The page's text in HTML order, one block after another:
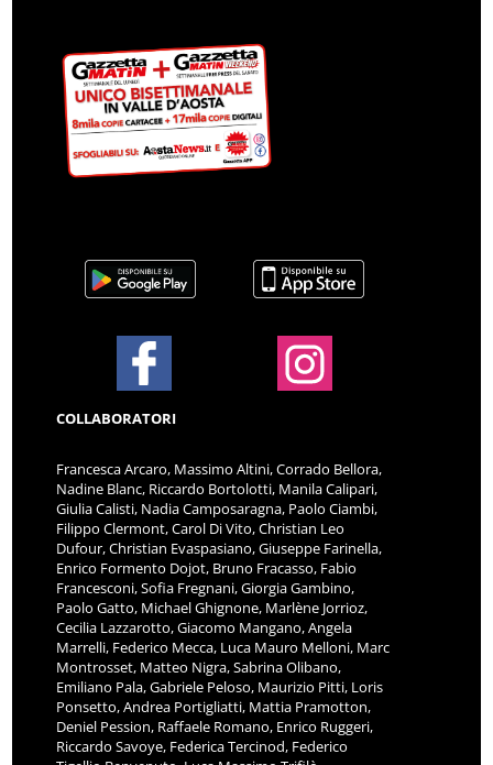
COLLABORATORI
Francesca Arcaro, Massimo Altini, Corrado Bellora,
Nadine Blanc, Riccardo Bortolotti, Manila Calipari,
Giulia Calisti, Nadia Camposaragna, Paolo Ciambi,
Filippo Clermont, Carol Di Vito, Christian Leo
Dufour, Christian Evaspasiano, Giuseppe Farinella,
Enrico Formento Dojot, Bruno Fracasso, Fabio
Francesconi, Sofia Fregnani, Giorgia Gambino,
Paolo Gatto, Michael Ghignone, Marlène Jorrioz,
Cecilia Lazzarotto, Giacomo Mangano, Angela
Marrelli, Federico Mecca, Luca Mauro Melloni, Marc
Montrosset, Matteo Nigra, Sabrina Olibano,
Emiliano Pala, Gabriele Peloso, Maurizio Pitti, Loris
Ponsetto, Andrea Portigliatti, Mattia Pramotton,
Deniel Pession, Raffaele Romano, Enrico Ruggeri,
Riccardo Savoye, Federica Tercinod, Federico